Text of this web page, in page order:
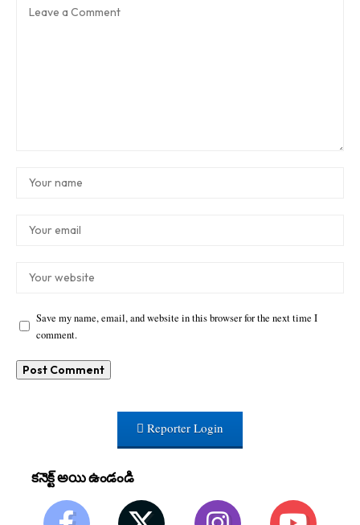
Save my name, email, and website in this browser for the next time I
comment.
Reporter Login
కనెక్ట్ అయి ఉండండి